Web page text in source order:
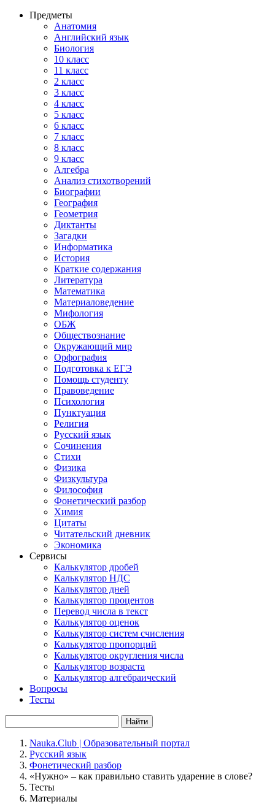
Предметы
Анатомия
Английский язык
Биология
10 класс
11 класс
2 класс
3 класс
4 класс
5 класс
6 класс
7 класс
8 класс
9 класс
Алгебра
Анализ стихотворений
Биографии
География
Геометрия
Диктанты
Загадки
Информатика
История
Краткие содержания
Литература
Математика
Материаловедение
Мифология
ОБЖ
Обществознание
Окружающий мир
Орфография
Подготовка к ЕГЭ
Помощь студенту
Правоведение
Психология
Пунктуация
Религия
Русский язык
Сочинения
Стихи
Физика
Физкультура
Философия
Фонетический разбор
Химия
Цитаты
Читательский дневник
Экономика
Сервисы
Калькулятор дробей
Калькулятор НДС
Калькулятор дней
Калькулятор процентов
Перевод числа в текст
Калькулятор оценок
Калькулятор систем счисления
Калькулятор пропорций
Калькулятор округления числа
Калькулятор возраста
Калькулятор алгебраический
Вопросы
Тесты
Найти
Nauka.Club | Образовательный портал
Русский язык
Фонетический разбор
«Нужно» – как правильно ставить ударение в слове?
Тесты
Материалы